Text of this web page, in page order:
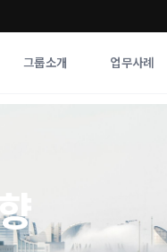
그룹소개 업무사례
사례분석/최신동향
률정보